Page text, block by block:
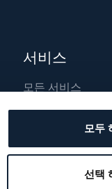
모두
선택
서비스
모든 서비스
연락처
위시리스트
사용자 매뉴얼